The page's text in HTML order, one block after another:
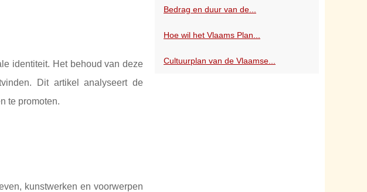
identiteit. Het behoud van deze
Dit artikel analyseert de
te promoten.
kunstwerken en voorwerpen
Bedrag en duur van de...
Hoe wil het Vlaams Plan...
Cultuurplan van de Vlaamse...